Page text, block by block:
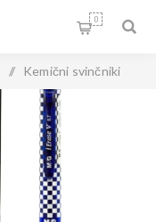
0
/ Kemični svinčniki